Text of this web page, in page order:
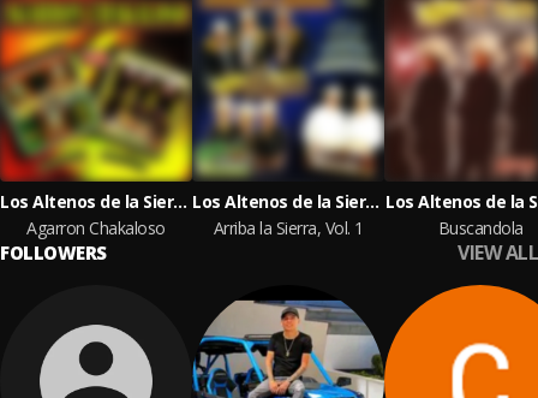
Los Altenos de la Sierra, Los Cuates de Sinaloa
Agarron Chakaloso
Los Altenos de la Sierra, Los Cuates de Sinaloa, Los Aguilares
Arriba la Sierra, Vol. 1
Los Altenos de la
Buscandola
FOLLOWERS VIEW ALL